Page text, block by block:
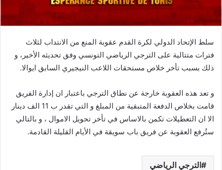
سلط الإتحاد الدولي لكرة القدم عقوبة المنع من الانتداب لثلاث
فترات متتالية على الترجي الرياضي التونسي وفق تحديثه الأخير، و
ذلك بسبب تأخر خلاص مستحقات اللاعب النيجيري السابق ايوالا.
و تعد هذه العقوبة خارجة عن نطاق الترجي باعتبار ان إدارة الفريق
قامت بخلاص الدفعة المتبقية من المبلغ و التي تقدر ب 11 الف دينار
الا ان التعطيلات تكمن بالاساس في تأخر تحويل الاموال ، و بالتالي
ستُرفع العقوبة عن فريق باب سويقة في الأيام القليلة القادمة.
الترجي الرياضي